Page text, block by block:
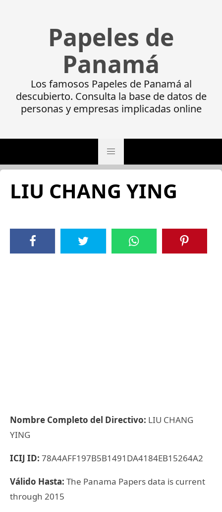
Papeles de
Panamá
Los famosos Papeles de Panamá al
descubierto. Consulta la base de datos de
personas y empresas implicadas online
LIU CHANG YING
Nombre Completo del Directivo: LIU CHANG
YING
ICIJ ID: 78A4AFF197B5B1491DA4184EB15264A2
Válido Hasta: The Panama Papers data is current
through 2015